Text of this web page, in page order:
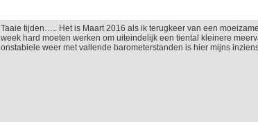
Taaie tijden….. Het is Maart 2016 als ik terugkeer van een
week hard moeten werken om uiteindelijk een tiental kleinere
onstabiele weer met vallende barometerstanden is hier mijns